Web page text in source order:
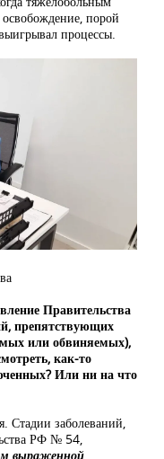
порой
процессы.
Правительства
препятствующих
или обвиняемых),
как-то
Или ни на что
Стадии заболеваний,
РФ № 54,
выраженной